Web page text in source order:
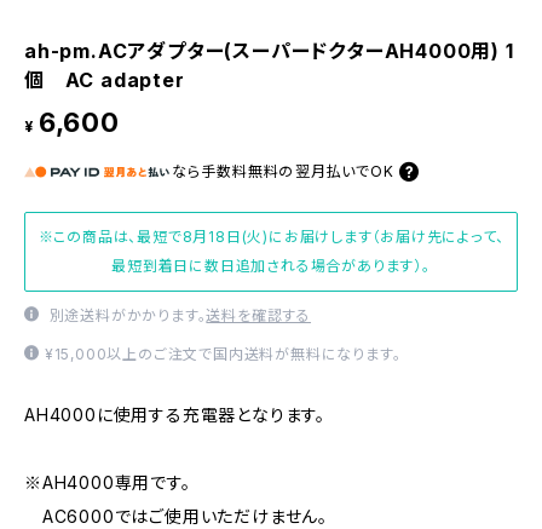
ah-pm.ACアダプター(スーパードクターAH4000用) 1
個 AC adapter
¥ 6,600
なら 手数料無料の 翌月払いでOK
※この商品は、最短で8月18日(火)にお届けします（お届け先によって、
最短到着日に数日追加される場合があります）。
別途送料がかかります。送料を確認する
¥15,000以上のご注文で国内送料が無料になります。
AH4000に使用する充電器となります。
※AH4000専用です。
AC6000ではご使用いただけません。